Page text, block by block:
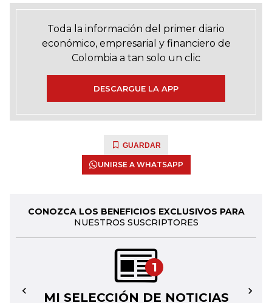
Toda la información del primer diario
económico, empresarial y financiero de
Colombia a tan solo un clic
DESCARGUE LA APP
GUARDAR
UNIRSE A WHATSAPP
CONOZCA LOS BENEFICIOS EXCLUSIVOS PARA
NUESTROS SUSCRIPTORES
1
MI SELECCIÓN DE NOTICIAS
← →